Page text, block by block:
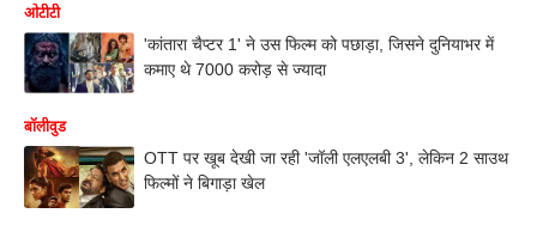
ओटीटी
'कांतारा चैप्टर 1' ने उस फिल्म को पछाड़ा, जिसने दुनियाभर में
कमाए थे 7000 करोड़ से ज्यादा
बॉलीवुड
OTT पर खूब देखी जा रही 'जॉली एलएलबी 3', लेकिन 2 साउथ
फिल्मों ने बिगाड़ा खेल